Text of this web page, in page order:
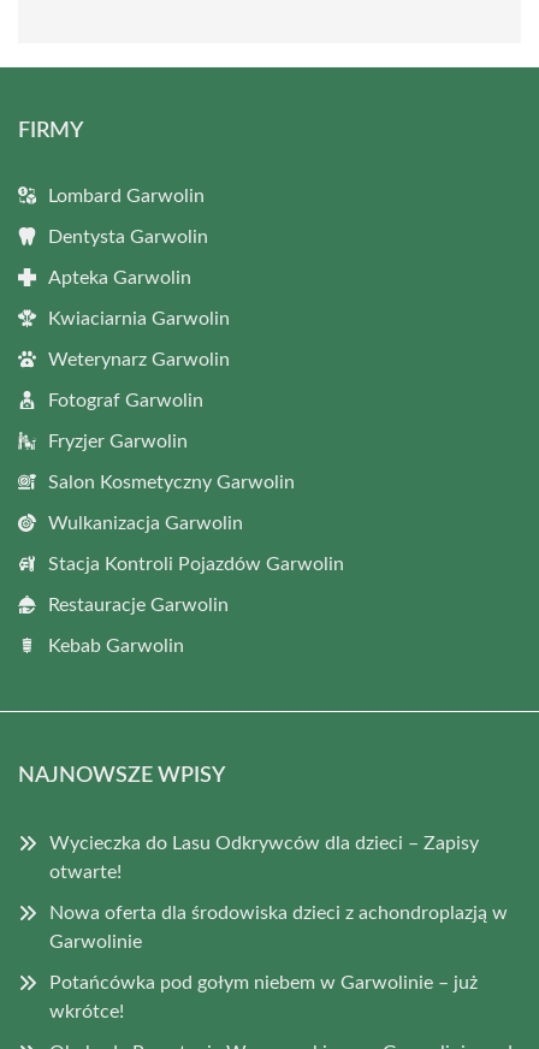
FIRMY
Lombard Garwolin
Dentysta Garwolin
Apteka Garwolin
Kwiaciarnia Garwolin
Weterynarz Garwolin
Fotograf Garwolin
Fryzjer Garwolin
Salon Kosmetyczny Garwolin
Wulkanizacja Garwolin
Stacja Kontroli Pojazdów Garwolin
Restauracje Garwolin
Kebab Garwolin
NAJNOWSZE WPISY
Wycieczka do Lasu Odkrywców dla dzieci – Zapisy
otwarte!
Nowa oferta dla środowiska dzieci z achondroplazją w
Garwolinie
Potańcówka pod gołym niebem w Garwolinie – już
wkrótce!